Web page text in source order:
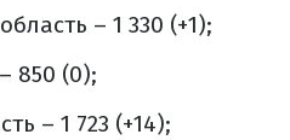
– 1 330 (+1);
850 (0);
– 1 723 (+14);